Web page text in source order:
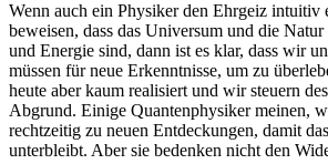
Wenn auch ein Physiker den Ehrgeiz intuitiv
beweisen, dass das Universum und die
und Energie sind, dann ist es klar, dass wir
müssen für neue Erkenntnisse, um zu
heute aber kaum realisiert und wir steuern
Abgrund. Einige Quantenphysiker meinen,
rechtzeitig zu neuen Entdeckungen, damit
unterbleibt. Aber sie bedenken nicht den